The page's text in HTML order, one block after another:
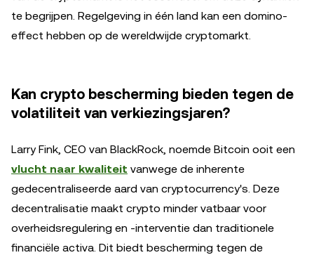
te begrijpen. Regelgeving in één land kan een domino-
effect hebben op de wereldwijde cryptomarkt.
Kan crypto bescherming bieden tegen de
volatiliteit van verkiezingsjaren?
Larry Fink, CEO van BlackRock, noemde Bitcoin ooit een
vlucht naar kwaliteit vanwege de inherente
gedecentraliseerde aard van cryptocurrency's. Deze
decentralisatie maakt crypto minder vatbaar voor
overheidsregulering en -interventie dan traditionele
financiële activa. Dit biedt bescherming tegen de